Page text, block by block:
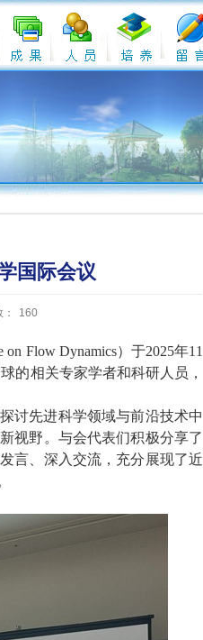
国际会议
160
on Flow Dynamics）于2025年11
的相关专家学者和科研人员，
讨先进科学领域与前沿技术中
视野。与会代表们积极分享了
言、深入交流，充分展现了近